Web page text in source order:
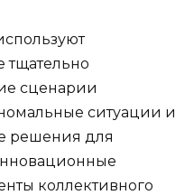
тщательно
сценарии
ситуации и
решения для
коллективного